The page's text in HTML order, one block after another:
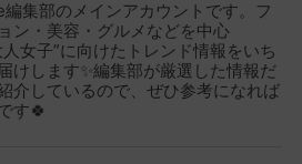
集部のメインアカウントです。フ
ン・美容・グルメなどを中心
人女子”に向けたトレンド情報をいち
けします✨編集部が厳選した情報だ
介しているので、ぜひ参考になれば
す🍀